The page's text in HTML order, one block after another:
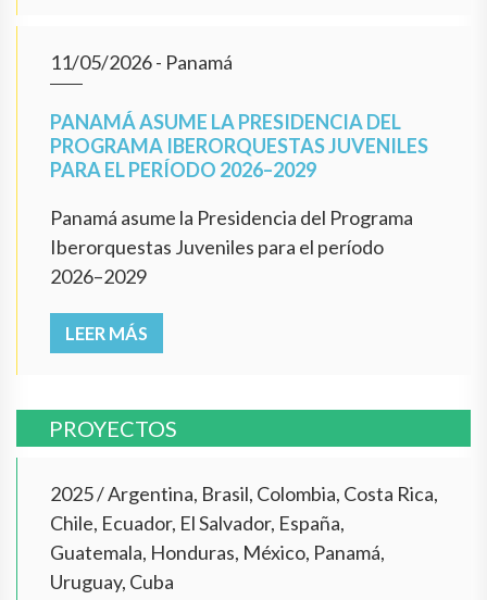
11/05/2026- Panamá
PANAMÁ ASUME LA PRESIDENCIA DEL
PROGRAMA IBERORQUESTAS JUVENILES
PARA EL PERÍODO 2026–2029
Panamá asume la Presidencia del Programa
Iberorquestas Juveniles para el período
2026–2029
LEER MÁS
PROYECTOS
2025/Argentina, Brasil, Colombia, Costa Rica,
Chile, Ecuador, El Salvador, España,
Guatemala, Honduras, México, Panamá,
Uruguay, Cuba